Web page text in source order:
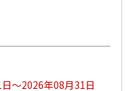
～2026年08月31日